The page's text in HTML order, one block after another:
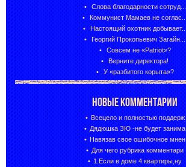
Слова благодарности сотруд...
Коммунист Мамаев не соглас...
Настоящий охотник добывает...
Георгий Прокопьевич Загайн...
Совсем не «Patriot»?
Верните директора!
У «разбитого корыта»?
НОВЫЕ КОММЕНТАРИИ
Всецело и полностью поддерж
Дядюшка ЗЮ -не будет занима
Навязав свое ошибочное мнен
Для чего рубрика комментари
1.Если в доме 4 квартиры,ну